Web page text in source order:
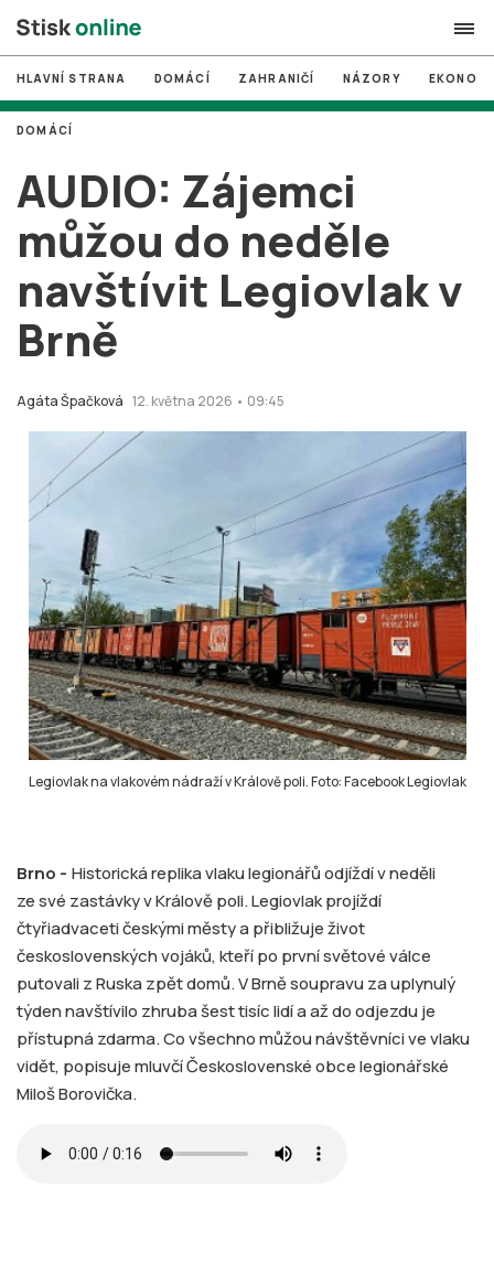
search
# MUNI
# Brno
# volby
login PŘIHLÁSIT SE
Zapomněli jste heslo?
HLAVNÍ STRANA DOMÁCÍ ZAHRANIČÍ NÁZORY
AUDIO: Zájemci
můžou do neděle
navštívit Legiovlak v
Brně
Agáta Špačková 12. května 2026 • 09:45
DOMÁCÍ
Legiovlak na vlakovém nádraží v Králově poli. Foto: Facebook Legiovlak
Brno - Historická replika vlaku legionářů odjíždí v neděli
ze své zastávky v Králově poli. Legiovlak projíždí
čtyřiadvaceti českými městy a přibližuje život
československých vojáků, kteří po první světové válce
putovali z Ruska zpět domů. V Brně soupravu za uplynulý
týden navštívilo zhruba šest tisíc lidí a až do odjezdu je
přístupná zdarma. Co všechno můžou návštěvníci ve vlaku
vidět, popisuje mluvčí Československé obce legionářské
Miloš Borovička.